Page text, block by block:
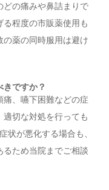
どの痛みや鼻詰まりで
程度の市販薬使用も
薬の同時服用は避け
きですか？
、嚥下困難などの症
切な対処を行っても
状が悪化する場合も、
るため当院までご相談